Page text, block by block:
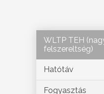
WLTP TEH
felszereltség)
Hatótáv
Fogyasztás